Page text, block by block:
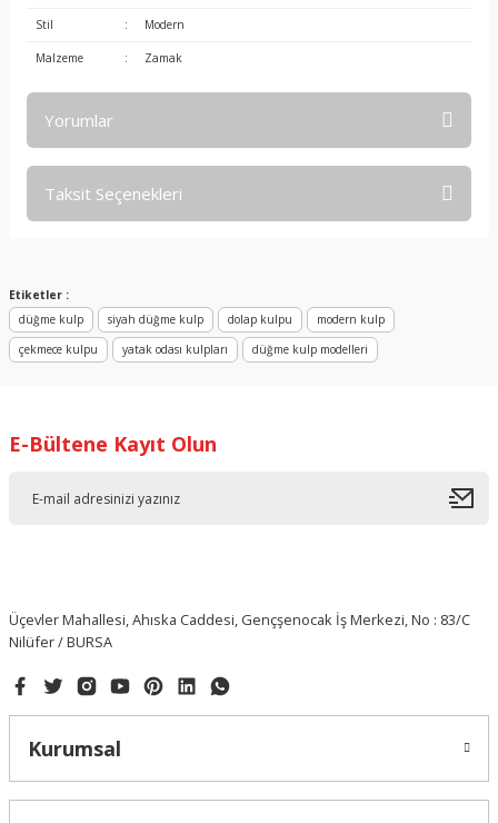
Stil : Modern
Malzeme : Zamak
Yorumlar
Taksit Seçenekleri
Etiketler :
düğme kulp
siyah düğme kulp dolap kulpu
modern kulp
çekmece kulpu
yatak odası kulpları düğme kulp modelleri
E-Bültene Kayıt Olun
Üçevler Mahallesi, Ahıska Caddesi, Gençşenocak İş Merkezi, No : 83/C
Nilüfer / BURSA
Kurumsal